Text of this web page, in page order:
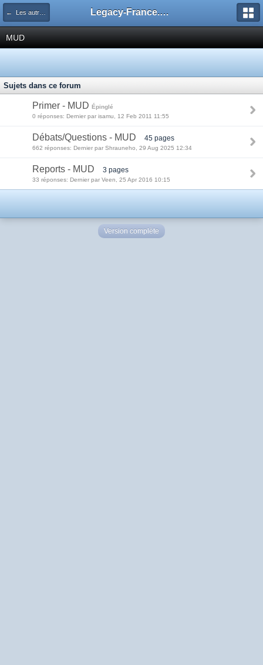
← Les autres decks du Legacy Legacy-France.org - Forum
MUD
Sujets dans ce forum
Primer - MUD Épinglé
0 réponses: Dernier par isamu, 12 Feb 2011 11:55
Débats/Questions - MUD 45 pages
662 réponses: Dernier par Shrauneho, 29 Aug 2025 12:34
Reports - MUD 3 pages
33 réponses: Dernier par Veen, 25 Apr 2016 10:15
Version complète